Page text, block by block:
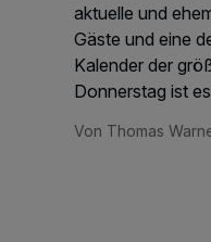
aktuelle und
Gäste und eine
Kalender der
Donnerstag ist
Von Thomas